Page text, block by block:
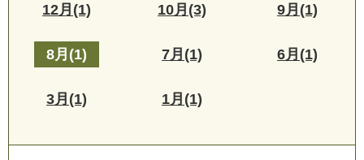
12月(1) 10月(3) 9月(1)
8月(1) 7月(1) 6月(1)
3月(1) 1月(1)